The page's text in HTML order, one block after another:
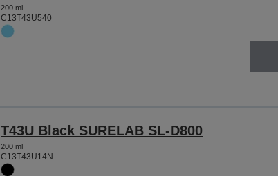
200 ml
C13T43U540
T43U Black SURELAB SL-D800
200 ml
C13T43U14N